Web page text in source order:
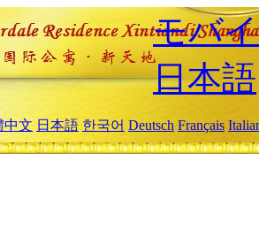
モバ
日本語
中文 日本語 한국어 Deutsch Français